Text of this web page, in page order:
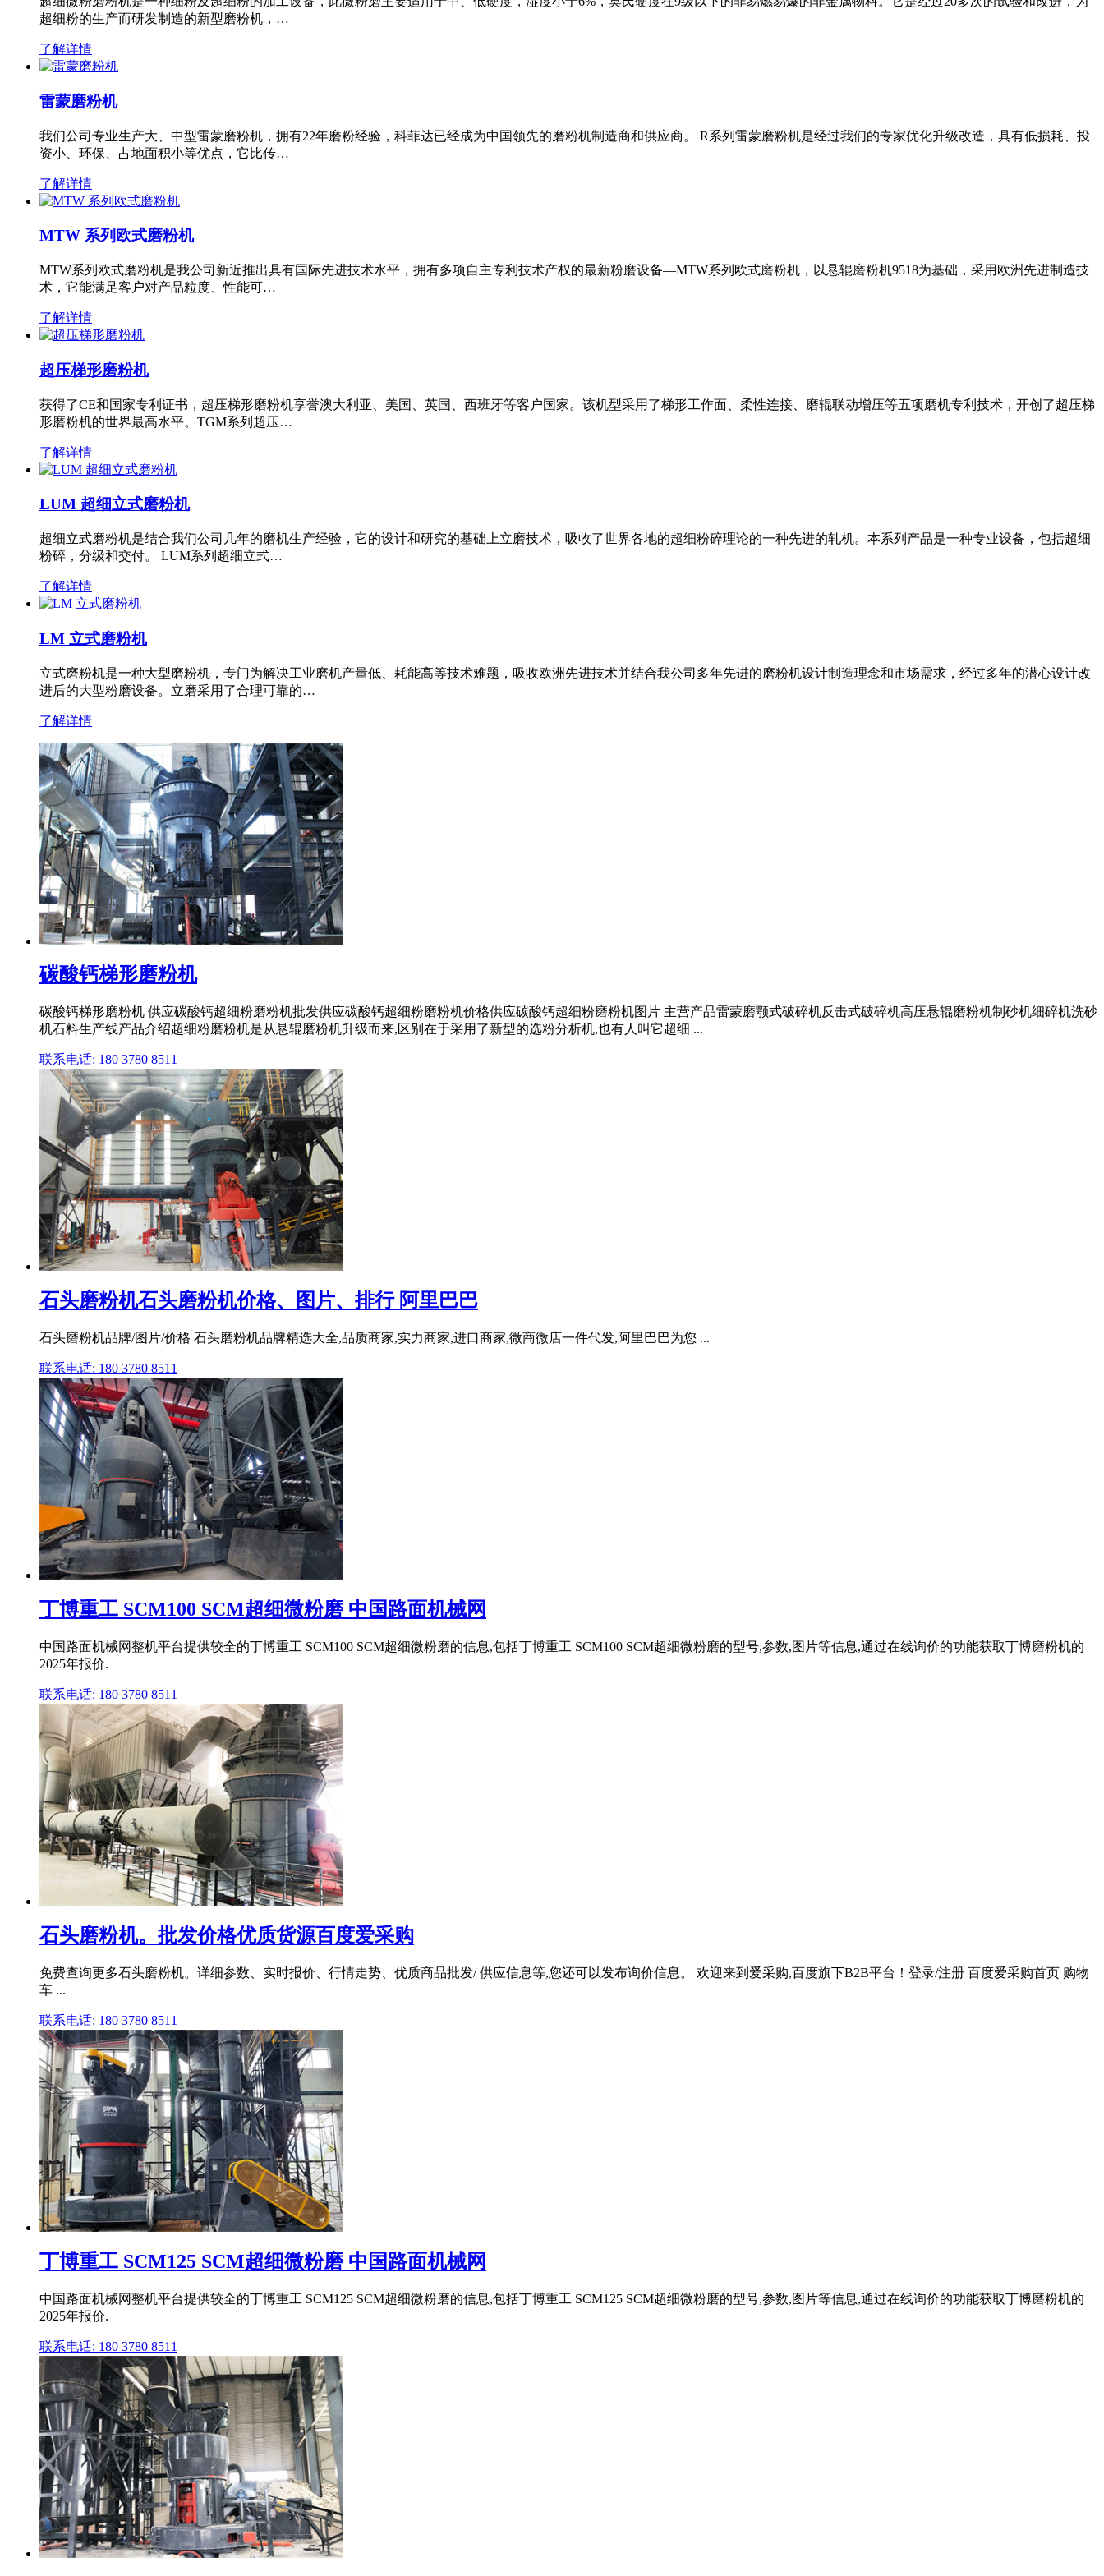
超细粉的生产而研发制造的新型磨粉机，…
了解详情
雷蒙磨粉机
我们公司专业生产大、中型雷蒙磨粉机，拥有22年磨粉经验，科菲达已经成为中国领先的磨粉机制造商和供应商。 R系列雷蒙磨粉机是经过我们的专家优化升级改造，具有低损耗、投
资小、环保、占地面积小等优点，它比传…
了解详情
MTW 系列欧式磨粉机
MTW系列欧式磨粉机是我公司新近推出具有国际先进技术水平，拥有多项自主专利技术产权的最新粉磨设备—MTW系列欧式磨粉机，以悬辊磨粉机9518为基础，采用欧洲先进制造技
术，它能满足客户对产品粒度、性能可…
了解详情
超压梯形磨粉机
获得了CE和国家专利证书，超压梯形磨粉机享誉澳大利亚、美国、英国、西班牙等客户国家。该机型采用了梯形工作面、柔性连接、磨辊联动增压等五项磨机专利技术，开创了超压梯
形磨粉机的世界最高水平。TGM系列超压…
了解详情
LUM 超细立式磨粉机
超细立式磨粉机是结合我们公司几年的磨机生产经验，它的设计和研究的基础上立磨技术，吸收了世界各地的超细粉碎理论的一种先进的轧机。本系列产品是一种专业设备，包括超细
粉碎，分级和交付。 LUM系列超细立式…
了解详情
LM 立式磨粉机
立式磨粉机是一种大型磨粉机，专门为解决工业磨机产量低、耗能高等技术难题，吸收欧洲先进技术并结合我公司多年先进的磨粉机设计制造理念和市场需求，经过多年的潜心设计改
进后的大型粉磨设备。立磨采用了合理可靠的…
了解详情
碳酸钙梯形磨粉机
碳酸钙梯形磨粉机 供应碳酸钙超细粉磨粉机批发供应碳酸钙超细粉磨粉机价格供应碳酸钙超细粉磨粉机图片 主营产品雷蒙磨颚式破碎机反击式破碎机高压悬辊磨粉机制砂机细碎机洗砂
机石料生产线产品介绍超细粉磨粉机是从悬辊磨粉机升级而来,区别在于采用了新型的选粉分析机,也有人叫它超细 ...
联系电话: 180 3780 8511
石头磨粉机石头磨粉机价格、图片、排行 阿里巴巴
石头磨粉机品牌/图片/价格 石头磨粉机品牌精选大全,品质商家,实力商家,进口商家,微商微店一件代发,阿里巴巴为您 ...
联系电话: 180 3780 8511
丁博重工 SCM100 SCM超细微粉磨 中国路面机械网
中国路面机械网整机平台提供较全的丁博重工 SCM100 SCM超细微粉磨的信息,包括丁博重工 SCM100 SCM超细微粉磨的型号,参数,图片等信息,通过在线询价的功能获取丁博磨粉机的
2025年报价.
联系电话: 180 3780 8511
石头磨粉机。批发价格优质货源百度爱采购
免费查询更多石头磨粉机。详细参数、实时报价、行情走势、优质商品批发/ 供应信息等,您还可以发布询价信息。 欢迎来到爱采购,百度旗下B2B平台！登录/注册 百度爱采购首页 购物
车 ...
联系电话: 180 3780 8511
丁博重工 SCM125 SCM超细微粉磨 中国路面机械网
中国路面机械网整机平台提供较全的丁博重工 SCM125 SCM超细微粉磨的信息,包括丁博重工 SCM125 SCM超细微粉磨的型号,参数,图片等信息,通过在线询价的功能获取丁博磨粉机的
2025年报价.
联系电话: 180 3780 8511